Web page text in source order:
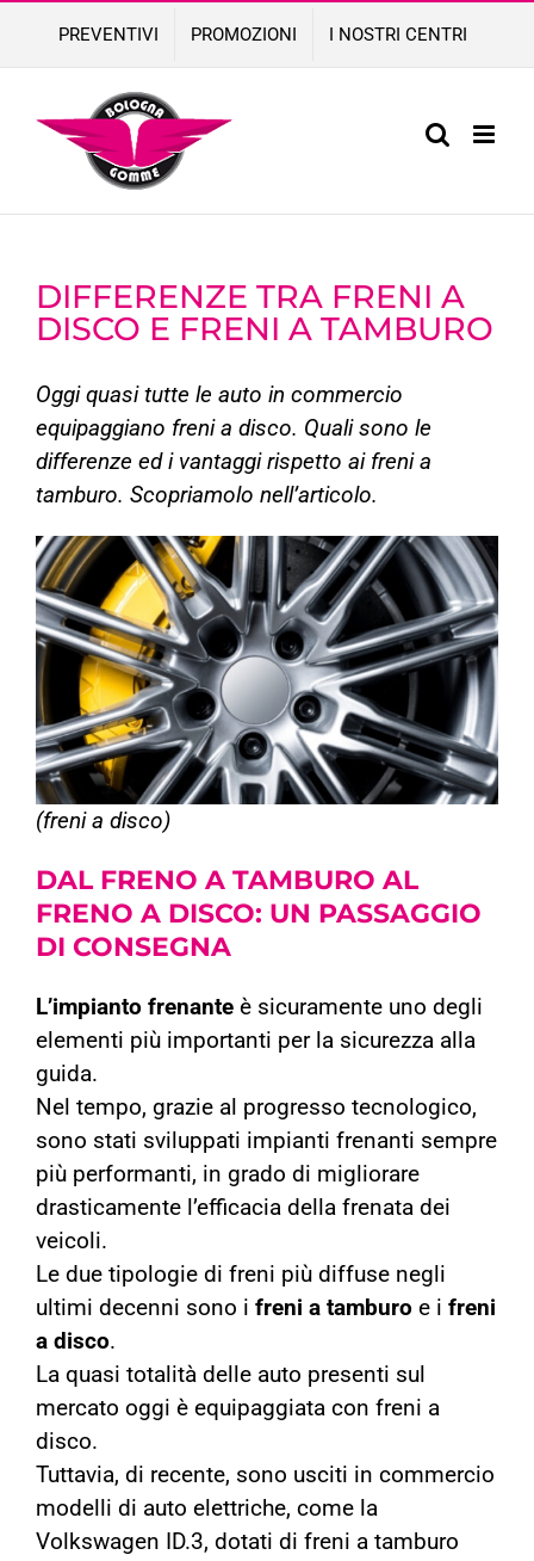
content
PREVENTIVI PROMOZIONI I NOSTRI CENTRI
DIFFERENZE TRA FRENI A
DISCO E FRENI A TAMBURO
Oggi quasi tutte le auto in commercio
equipaggiano freni a disco. Quali sono le
differenze ed i vantaggi rispetto ai freni a
tamburo. Scopriamolo nell’articolo.
(freni a disco)
DAL FRENO A TAMBURO AL
FRENO A DISCO: UN PASSAGGIO
DI CONSEGNA
L’impianto frenante è sicuramente uno degli
elementi più importanti per la sicurezza alla
guida.
Nel tempo, grazie al progresso tecnologico,
sono stati sviluppati impianti frenanti sempre
più performanti, in grado di migliorare
drasticamente l’efficacia della frenata dei
veicoli.
Le due tipologie di freni più diffuse negli
ultimi decenni sono i freni a tamburo e i freni
a disco.
La quasi totalità delle auto presenti sul
mercato oggi è equipaggiata con freni a
disco.
Tuttavia, di recente, sono usciti in commercio
modelli di auto elettriche, come la
Volkswagen ID.3, dotati di freni a tamburo